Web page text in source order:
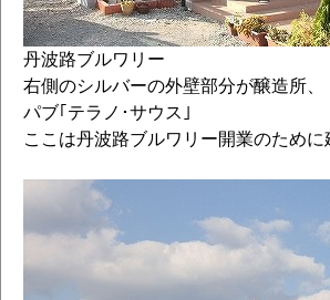
丹波路ブルワリー
右側のシルバーの外壁部分が醸造所
パブ｢テラノ･サウス｣
ここは丹波路ブルワリー開業のため